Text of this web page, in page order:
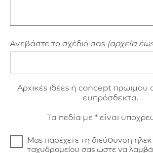
Ανεβάστε το σχέδιό σας (αρχεία
Aρxικές ιδέες ή concept πρώιμου
ευπρόσδεκτα.
Τα πεδία με * είναι
Μας παρέχετε τη διεύθυνση
ταχυδρομείου σας ώστε να